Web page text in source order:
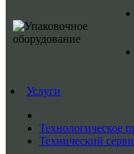
Услуги
Технологическое
Технический